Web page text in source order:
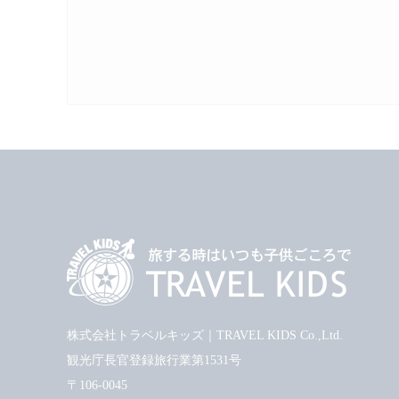
株式会社トラベルキッズ｜TRAVEL KIDS Co.,Ltd.
観光庁長官登録旅行業第1531号
〒106-0045